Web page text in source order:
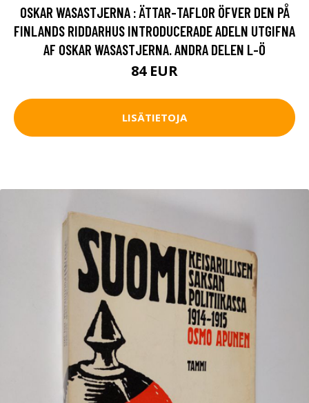
OSKAR WASASTJERNA : ÄTTAR-TAFLOR ÖFVER DEN PÅ
FINLANDS RIDDARHUS INTRODUCERADE ADELN UTGIFNA
AF OSKAR WASASTJERNA. ANDRA DELEN L-Ö
84 EUR
LISÄTIETOJA